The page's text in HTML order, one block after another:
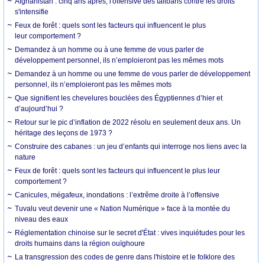
s'intensifie
Feux de forêt : quels sont les facteurs qui influencent le plus
leur comportement ?
Demandez à un homme ou à une femme de vous parler de
développement personnel, ils n’emploieront pas les mêmes mots
Demandez à un homme ou une femme de vous parler de développement
personnel, ils n’emploieront pas les mêmes mots
Que signifient les chevelures bouclées des Égyptiennes d’hier et
d’aujourd’hui ?
Retour sur le pic d’inflation de 2022 résolu en seulement deux ans. Un
héritage des leçons de 1973 ?
Construire des cabanes : un jeu d’enfants qui interroge nos liens avec la
nature
Feux de forêt : quels sont les facteurs qui influencent le plus leur
comportement ?
Canicules, mégafeux, inondations : l’extrême droite à l’offensive
Tuvalu veut devenir une « Nation Numérique » face à la montée du
niveau des eaux
Réglementation chinoise sur le secret d'État : vives inquiétudes pour les
droits humains dans la région ouïghoure
La transgression des codes de genre dans l'histoire et le folklore des